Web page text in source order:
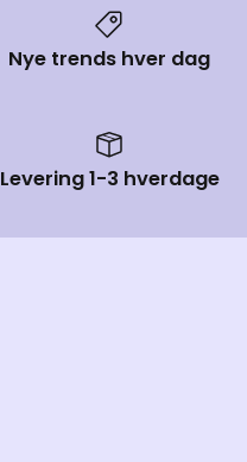
Nye trends hver dag
Levering 1-3 hverdage